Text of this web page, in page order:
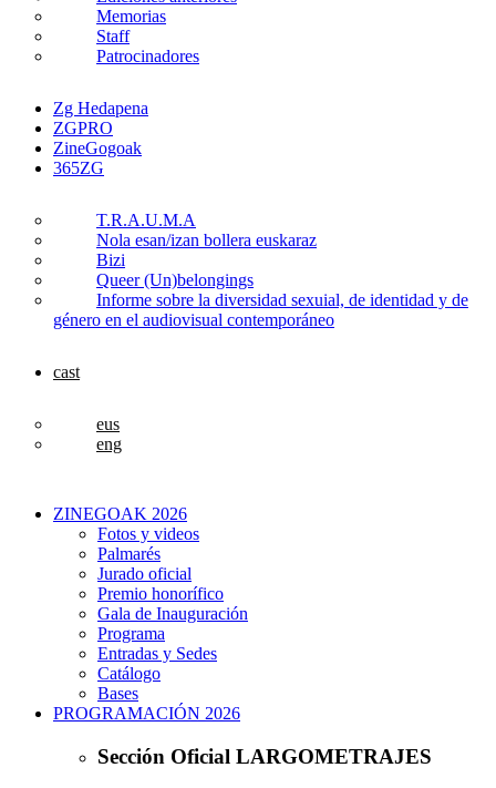
Memorias
Staff
Patrocinadores
Zg Hedapena
ZGPRO
ZineGogoak
365ZG
T.R.A.U.M.A
Nola esan/izan bollera euskaraz
Bizi
Queer (Un)belongings
Informe sobre la diversidad sexuial, de identidad y de
género en el audiovisual contemporáneo
cast
eus
eng
ZINEGOAK 2026
Fotos y videos
Palmarés
Jurado oficial
Premio honorífico
Gala de Inauguración
Programa
Entradas y Sedes
Catálogo
Bases
PROGRAMACIÓN 2026
Sección Oficial LARGOMETRAJES